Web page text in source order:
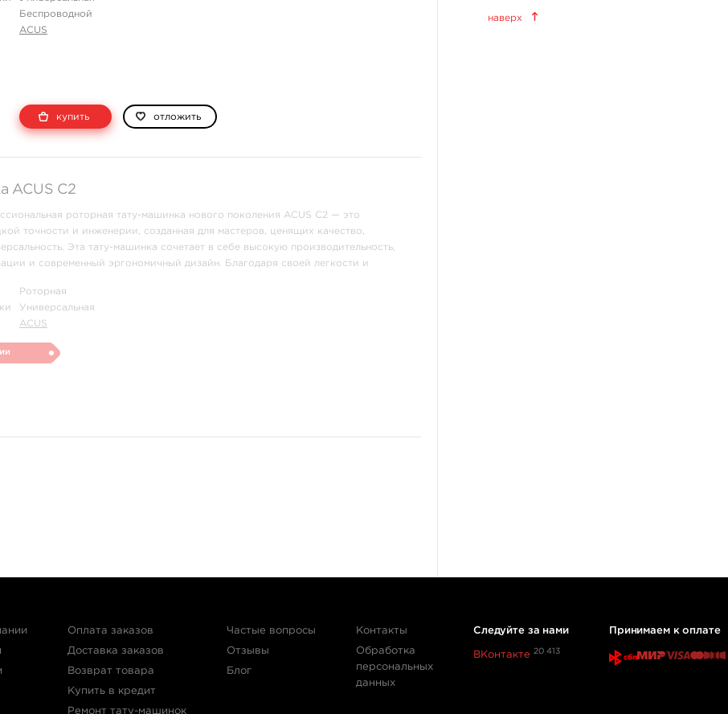
Беспроводной
ACUS
купить отложить
ACUS C2
роторная тату-машинка нового поколения ACUS C2 — это
точности и инженерии, созданная для мастеров, ценящих качество,
Эта тату-машинка сочетает в себе высокую производительность,
и современный эргономичный дизайн. Благодаря своей легкости и
Роторная
Универсальная
ACUS
World Famous Tattoo Ink
Рабочие станции
наверх
Оплата заказов
Доставка заказов
Возврат товара
Купить в кредит
Ремонт тату-машинок
Частые вопросы
Отзывы
Блог
Контакты
Обработка
персональных
данных
Следуйте за нами
ВКонтакте 20 413
Принимаем к оплате